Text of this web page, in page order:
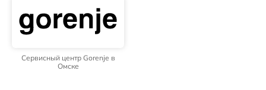
Сервисный центр Gorenje в
Омске